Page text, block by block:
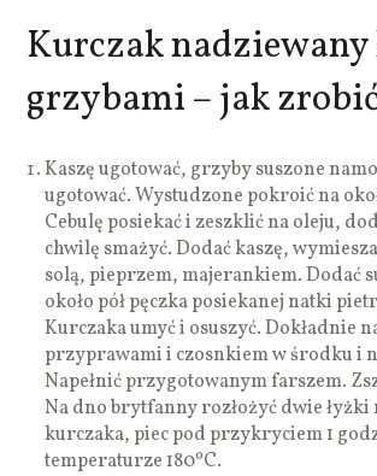
Kurczak nadziewany
grzybami – jak
Kaszę ugotować, grzyby suszone
ugotować. Wystudzone pokroić na
Cebulę posiekać i zeszklić na oleju,
chwilę smażyć. Dodać kaszę,
solą, pieprzem, majerankiem. Dodać
około pół pęczka posiekanej natki
Kurczaka umyć i osuszyć. Dokładnie
przyprawami i czosnkiem w środku i
Napełnić przygotowanym farszem.
Na dno brytfanny rozłożyć dwie łyżki
kurczaka, piec pod przykryciem 1
temperaturze 180ºC.